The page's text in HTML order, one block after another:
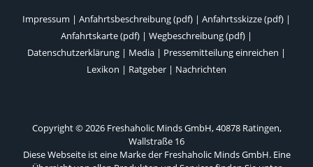
Impressum | Anfahrtsbeschreibung (pdf) | Anfahrtsskizze (pdf) |
Anfahrtskarte (pdf) | Wegbeschreibung (pdf) |
Datenschutzerklärung | Media | Pressemitteilung einreichen |
Lexikon | Ratgeber | Nachrichten
Copyright © 2026 Freshaholic Minds GmbH, 40878 Ratingen,
Wallstraße 16
Diese Webseite ist eine Marke der Freshaholic Minds GmbH. Eine